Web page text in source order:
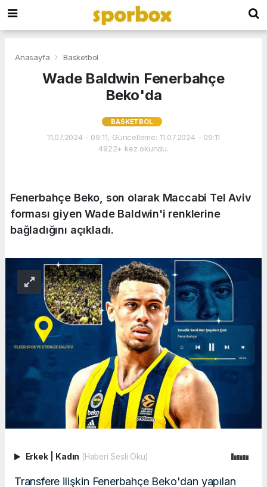
Anasayfa Basketbol
Wade Baldwin Fenerbahçe
Beko'da
BASKETBOL
11.07.2024 - 09:11, Güncelleme: 11.07.2024 - 09:11
4922+ kez okundu.
Fenerbahçe Beko, son olarak Maccabi Tel Aviv
forması giyen Wade Baldwin'i renklerine
bağladığını açıkladı.
Erkek Kadın (Haberi Sesli Oku)
Transfere ilişkin Fenerbahçe Beko'dan yapılan